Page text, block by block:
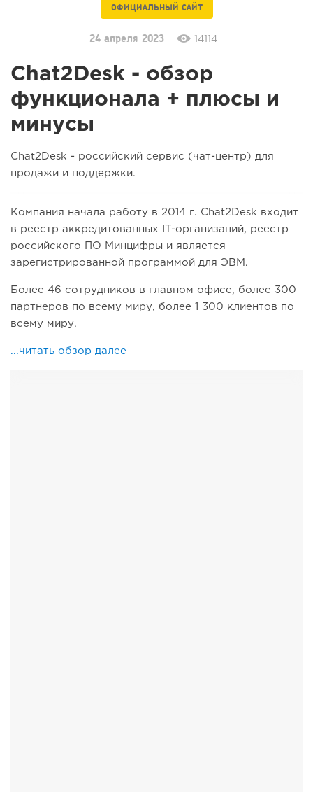
ОФИЦИАЛЬНЫЙ САЙТ
24 апреля 2023 14114
Chat2Desk - обзор
функционала + плюсы и
минусы
Chat2Desk - российский сервис (чат-центр) для
продажи и поддержки.
Компания начала работу в 2014 г. Chat2Desk входит
в реестр аккредитованных IT-организаций, реестр
российского ПО Минцифры и является
зарегистрированной программой для ЭВМ.
Более 46 сотрудников в главном офисе, более 300
партнеров по всему миру, более 1 300 клиентов по
всему миру.
...читать обзор далее